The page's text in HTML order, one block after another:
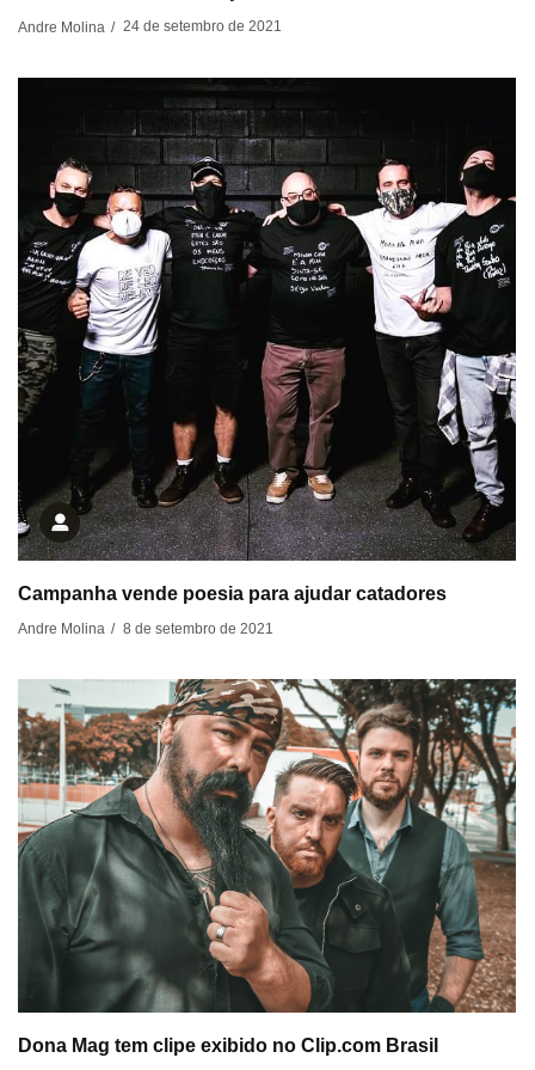
Andre Molina / 24 de setembro de 2021
Campanha vende poesia para ajudar catadores
Andre Molina / 8 de setembro de 2021
Dona Mag tem clipe exibido no Clip.com Brasil